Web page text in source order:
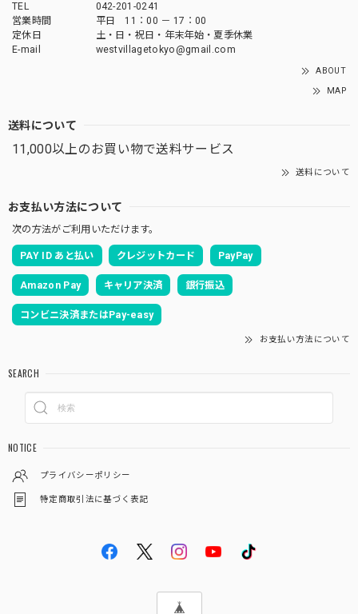
TEL
042-201-0241
営業時間
平日 11：00 － 17：00
定休日
土・日・祝日・年末年始・夏季休業
E-mail
westvillagetokyo@gmail.com
ABOUT
MAP
送料について
11,000以上のお買い物で送料サービス
送料について
お支払い方法について
次の方法がご利用いただけます。
PAY ID あと払い クレジットカード PayPay
Amazon Pay キャリア決済 銀行振込
コンビニ決済またはPay-easy
お支払い方法について
SEARCH
NOTICE
プライバシーポリシー
特定商取引法に基づく表記